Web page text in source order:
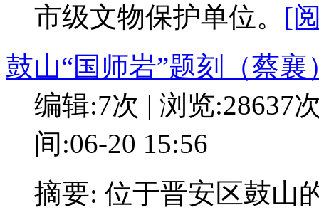
市级文物保护单位。 [
鼓山“国师岩”题刻（蔡襄
编辑:7次 | 浏览:28637
间:06-20 15:56
摘要: 位于晋安区鼓山